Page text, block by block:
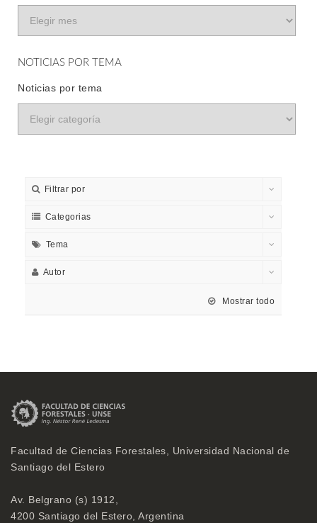
NOTICIAS POR TEMA
Noticias por tema
Filtrar por
Categorias
Tema
Autor
Mostrar todo
Facultad de Ciencias Forestales, Universidad Nacional de
Santiago del Estero
Av. Belgrano (s) 1912,
4200 Santiago del Estero, Argentina